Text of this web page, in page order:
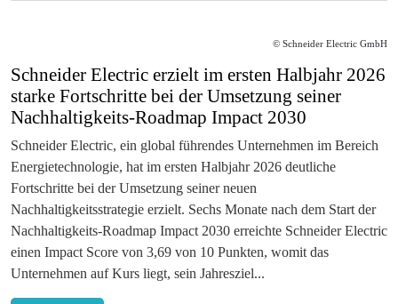
© Schneider Electric GmbH
Schneider Electric erzielt im ersten Halbjahr 2026
starke Fortschritte bei der Umsetzung seiner
Nachhaltigkeits-Roadmap Impact 2030
Schneider Electric, ein global führendes Unternehmen im Bereich
Energietechnologie, hat im ersten Halbjahr 2026 deutliche
Fortschritte bei der Umsetzung seiner neuen
Nachhaltigkeitsstrategie erzielt. Sechs Monate nach dem Start der
Nachhaltigkeits-Roadmap Impact 2030 erreichte Schneider Electric
einen Impact Score von 3,69 von 10 Punkten, womit das
Unternehmen auf Kurs liegt, sein Jahresziel...